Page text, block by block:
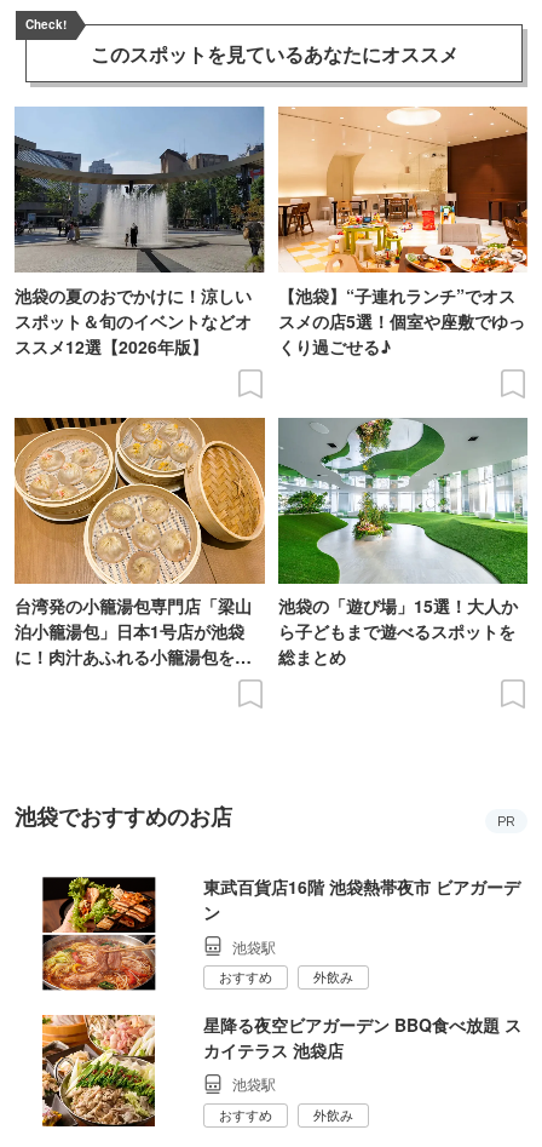
Check!
このスポットを見ているあなたにオススメ
池袋の夏のおでかけに！涼しい
スポット＆旬のイベントなどオ
ススメ12選【2026年版】
【池袋】“子連れランチ”でオス
スメの店5選！個室や座敷でゆっ
くり過ごせる♪
台湾発の小籠湯包専門店「梁山
泊小籠湯包」日本1号店が池袋
に！肉汁あふれる小籠湯包を実
池袋の「遊び場」15選！大人か
ら子どもまで遊べるスポットを
総まとめ
池袋でおすすめのお店 PR
東武百貨店16階 池袋熱帯夜市 ビアガーデ
ン
池袋駅
おすすめ 外飲み
星降る夜空ビアガーデン BBQ食べ放題 ス
カイテラス 池袋店
池袋駅
おすすめ 外飲み